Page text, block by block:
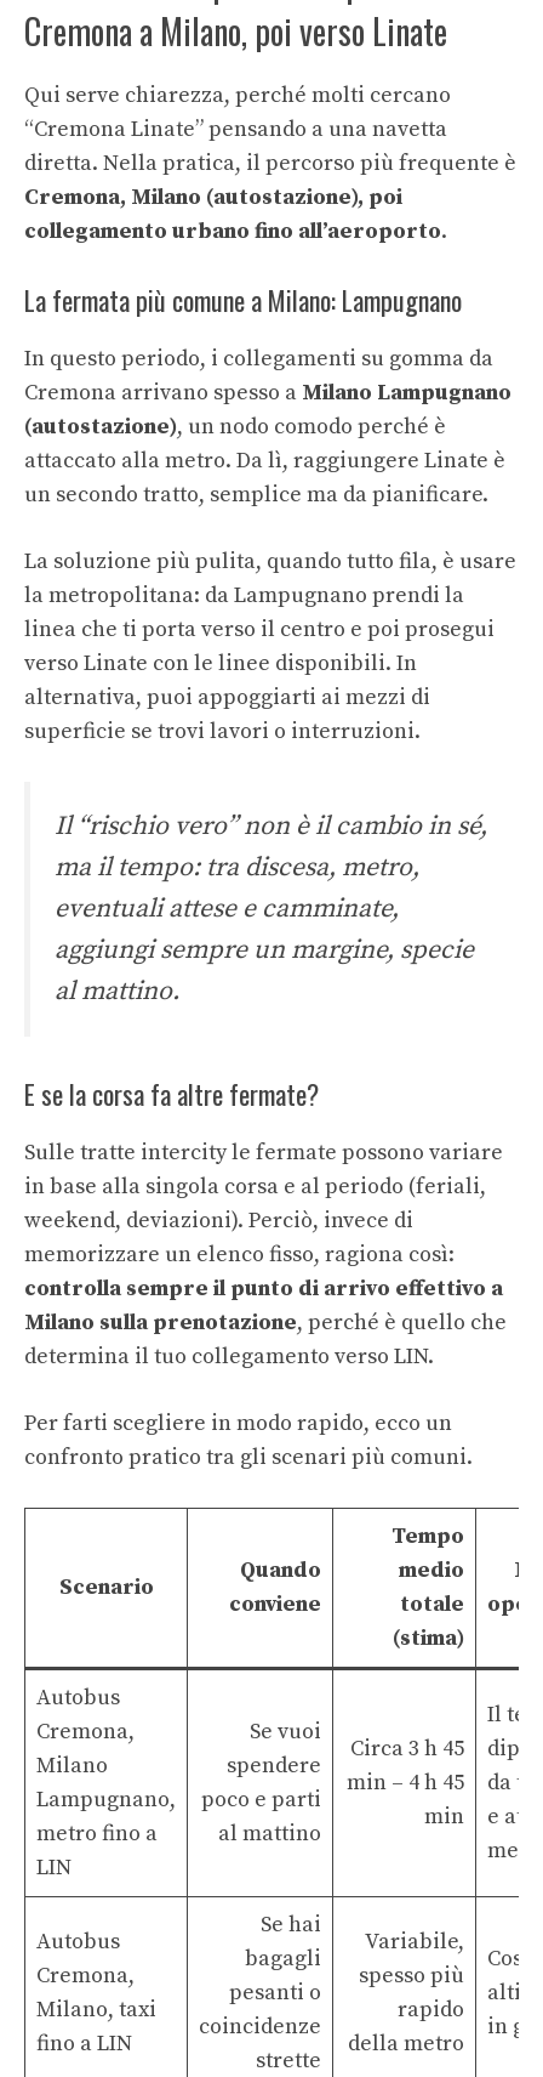
Cremona a Milano, poi verso Linate
Qui serve chiarezza, perché molti cercano
“Cremona Linate” pensando a una navetta
diretta. Nella pratica, il percorso più frequente è
Cremona, Milano (autostazione), poi
collegamento urbano fino all’aeroporto.
La fermata più comune a Milano: Lampugnano
In questo periodo, i collegamenti su gomma da
Cremona arrivano spesso a Milano Lampugnano
(autostazione), un nodo comodo perché è
attaccato alla metro. Da lì, raggiungere Linate è
un secondo tratto, semplice ma da pianificare.
La soluzione più pulita, quando tutto fila, è usare
la metropolitana: da Lampugnano prendi la
linea che ti porta verso il centro e poi prosegui
verso Linate con le linee disponibili. In
alternativa, puoi appoggiarti ai mezzi di
superficie se trovi lavori o interruzioni.
Il “rischio vero” non è il cambio in sé,
ma il tempo: tra discesa, metro,
eventuali attese e camminate,
aggiungi sempre un margine, specie
al mattino.
E se la corsa fa altre fermate?
Sulle tratte intercity le fermate possono variare
in base alla singola corsa e al periodo (feriali,
weekend, deviazioni). Perciò, invece di
memorizzare un elenco fisso, ragiona così:
controlla sempre il punto di arrivo effettivo a
Milano sulla prenotazione, perché è quello che
determina il tuo collegamento verso LIN.
Per farti scegliere in modo rapido, ecco un
confronto pratico tra gli scenari più comuni.
Scenario
Quando
conviene
Tempo
medio
totale
(stima)
Autobus
Cremona,
Milano
Lampugnano,
metro fino a
LIN
Se vuoi
spendere
poco e parti
al mattino
Circa 3 h 45
min – 4 h 45
min
Il
da
e
Autobus
Cremona,
Milano, taxi
fino a LIN
Se hai
bagagli
pesanti o
coincidenze
strette
Variabile,
spesso più
rapido
della metro
alti,
in